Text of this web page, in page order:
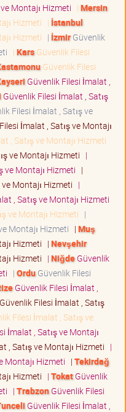
Montajı Hizmeti | Mersin
Hizmeti | İstanbul
Hizmeti | İzmirGüvenlik
| KarsGüvenlik Filesi
Güvenlik Filesi
Güvenlik Filesi İmalat ,
Güvenlik Filesi İmalat , Satış
Filesi İmalat , Satış ve
İmalat , Satış ve Montajı
, Satış ve Montajı Hizmeti
ve Montajı Hizmeti |
ve Montajı Hizmeti |
Montajı Hizmeti |
, Satış ve Montajı Hizmeti
ve Montajı Hizmeti |
Montajı Hizmeti | Muş
Hizmeti | Nevşehir
Hizmeti | NiğdeGüvenlik
| OrduGüvenlik Filesi
Güvenlik Filesi İmalat ,
Güvenlik Filesi İmalat , Satış
Filesi İmalat , Satış ve
İmalat , Satış ve Montajı
, Satış ve Montajı Hizmeti |
Montajı Hizmeti | Tekirdağ
Hizmeti | TokatGüvenlik
| TrabzonGüvenlik Filesi
Güvenlik Filesi İmalat ,